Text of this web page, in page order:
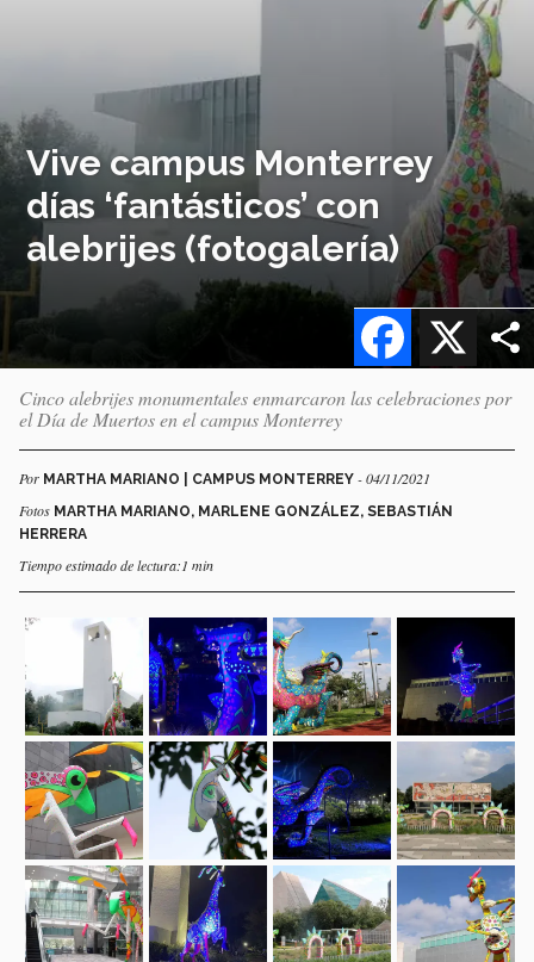
Vive campus Monterrey
días ‘fantásticos’ con
alebrijes (fotogalería)
X
Facebook
Cinco alebrijes monumentales enmarcaron las celebraciones por
el Día de Muertos en el campus Monterrey
Por MARTHA MARIANO | CAMPUS MONTERREY - 04/11/2021
Fotos MARTHA MARIANO, MARLENE GONZÁLEZ, SEBASTIÁN
HERRERA
Tiempo estimado de lectura:1 min